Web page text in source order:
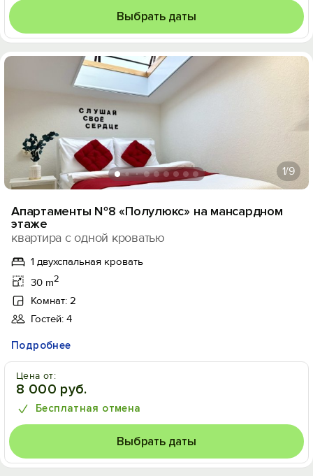
Выбрать даты
1/9
Апартаменты №8 «Полулюкс» на мансардном
этаже
квартира с одной кроватью
1 двухспальная кровать
30 m2
Комнат: 2
Гостей: 4
Подробнее
Цена от:
8 000 руб.
Бесплатная отмена
Выбрать даты